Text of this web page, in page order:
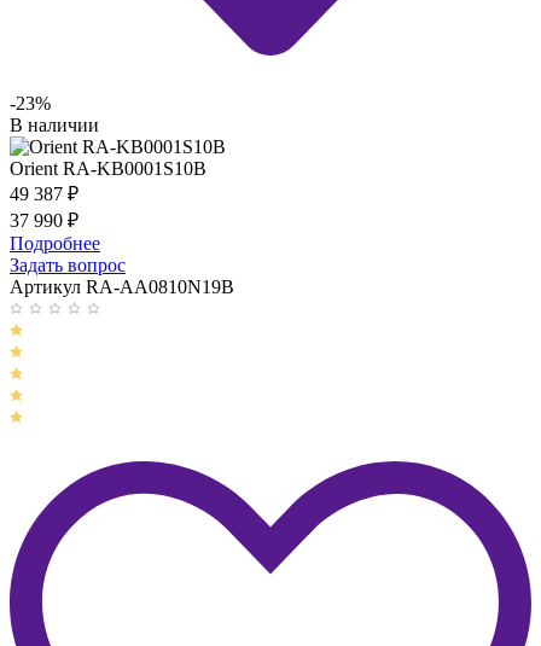
-23%
В наличии
Orient RA-KB0001S10B
49 387 ₽
37 990 ₽
Подробнее
Задать вопрос
Артикул RA-AA0810N19B